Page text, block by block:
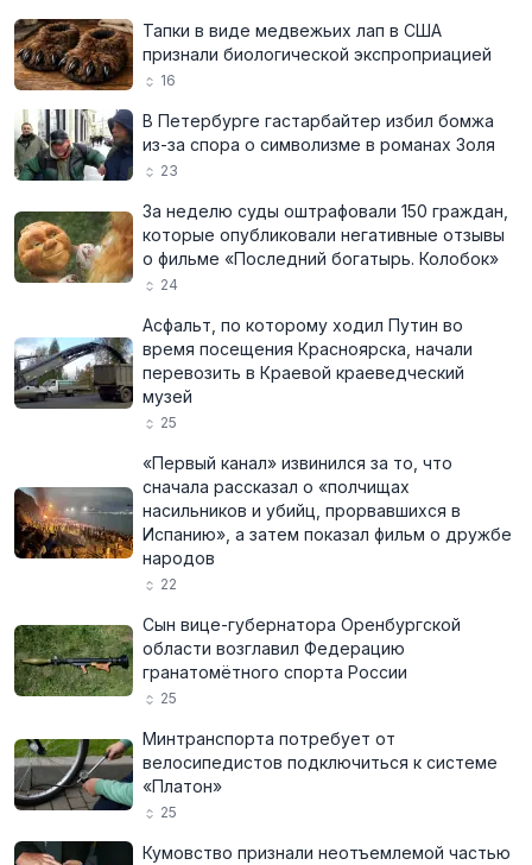
Тапки в виде медвежьих лап в США
признали биологической экспроприацией
16
В Петербурге гастарбайтер избил бомжа
из-за спора о символизме в романах Золя
23
За неделю суды оштрафовали 150 граждан,
которые опубликовали негативные отзывы
о фильме «Последний богатырь. Колобок»
24
Асфальт, по которому ходил Путин во
время посещения Красноярска, начали
перевозить в Краевой краеведческий
музей
25
«Первый канал» извинился за то, что
сначала рассказал о «полчищах
насильников и убийц, прорвавшихся в
Испанию», а затем показал фильм о дружбе
народов
22
Сын вице-губернатора Оренбургской
области возглавил Федерацию
гранатомётного спорта России
25
Минтранспорта потребует от
велосипедистов подключиться к системе
«Платон»
25
Кумовство признали неотъемлемой частью